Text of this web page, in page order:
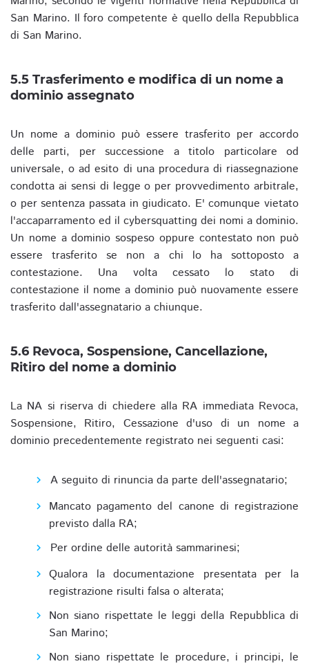
San Marino. Il foro competente è quello della Repubblica
di San Marino.
5.5 Trasferimento e modifica di un nome a
dominio assegnato
Un nome a dominio può essere trasferito per accordo
delle parti, per successione a titolo particolare od
universale, o ad esito di una procedura di riassegnazione
condotta ai sensi di legge o per provvedimento arbitrale,
o per sentenza passata in giudicato. E' comunque vietato
l'accaparramento ed il cybersquatting dei nomi a dominio.
Un nome a dominio sospeso oppure contestato non può
essere trasferito se non a chi lo ha sottoposto a
contestazione. Una volta cessato lo stato di
contestazione il nome a dominio può nuovamente essere
trasferito dall'assegnatario a chiunque.
5.6 Revoca, Sospensione, Cancellazione,
Ritiro del nome a dominio
La NA si riserva di chiedere alla RA immediata Revoca,
Sospensione, Ritiro, Cessazione d'uso di un nome a
dominio precedentemente registrato nei seguenti casi:
A seguito di rinuncia da parte dell'assegnatario;
Mancato pagamento del canone di registrazione
previsto dalla RA;
Per ordine delle autorità sammarinesi;
Qualora la documentazione presentata per la
registrazione risulti falsa o alterata;
Non siano rispettate le leggi della Repubblica di
San Marino;
Non siano rispettate le procedure, i principi, le